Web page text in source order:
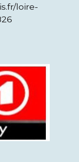
loire-